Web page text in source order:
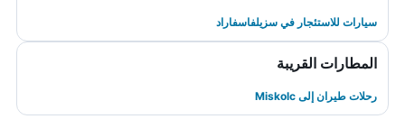
سيارات للاستئجار في سزيلفاسفاراد
المطارات القريبة
رحلات طيران إلى Miskolc